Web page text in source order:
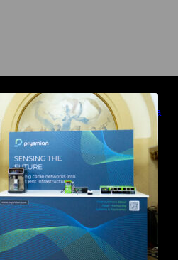
la COMM26 tehnologii de
Energy pentru monitorizarea
a infrastrucrutilor critice